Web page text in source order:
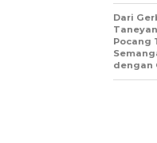
Dari
Pocang
dengan